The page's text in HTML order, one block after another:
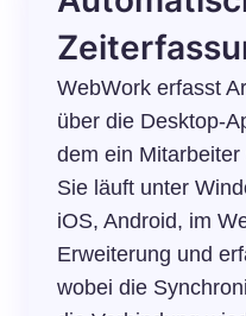
WebWork erfasst
über die Desktop-
dem ein
Sie läuft unter
iOS, Android, im
Erweiterung und
wobei die